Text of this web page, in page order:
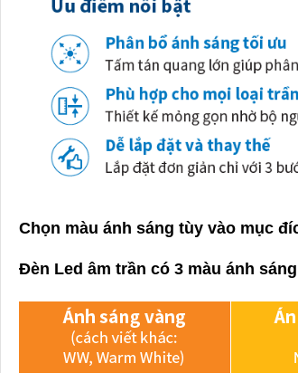
Chọn màu ánh sáng tùy vào mục
Đèn Led âm trần có 3 màu ánh sáng